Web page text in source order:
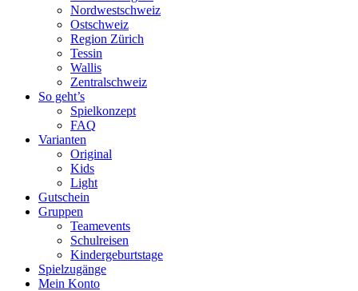
Nordwestschweiz
Ostschweiz
Region Zürich
Tessin
Wallis
Zentralschweiz
So geht’s
Spielkonzept
FAQ
Varianten
Original
Kids
Light
Gutschein
Gruppen
Teamevents
Schulreisen
Kindergeburtstage
Spielzugänge
Mein Konto